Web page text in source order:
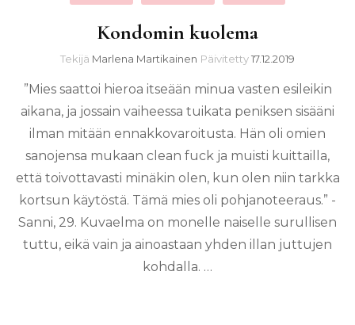
Kondomin kuolema
Tekijä Marlena Martikainen Päivitetty17.12.2019
”Mies saattoi hieroa itseään minua vasten esileikin
aikana, ja jossain vaiheessa tuikata peniksen sisääni
ilman mitään ennakkovaroitusta. Hän oli omien
sanojensa mukaan clean fuck ja muisti kuittailla,
että toivottavasti minäkin olen, kun olen niin tarkka
kortsun käytöstä. Tämä mies oli pohjanoteeraus.” -
Sanni, 29. Kuvaelma on monelle naiselle surullisen
tuttu, eikä vain ja ainoastaan yhden illan juttujen
kohdalla. …